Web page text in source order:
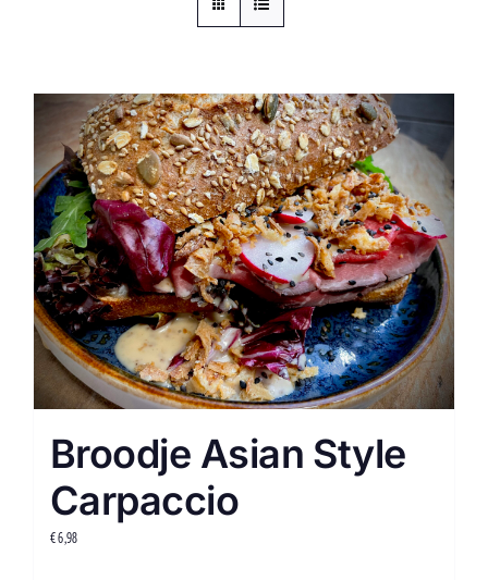
Broodje Asian Style
Carpaccio
€6,98